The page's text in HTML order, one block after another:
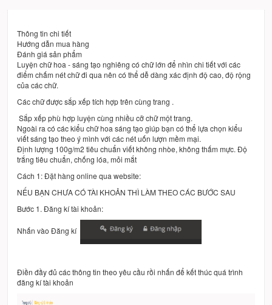
Thông tin chi tiết
Hướng dẫn mua hàng
Đánh giá sản phẩm
Luyện chữ hoa - sáng tạo nghiêng có chữ lớn để nhìn chi tiết với các
điểm chấm nét chữ đi qua nên có thể dễ dàng xác định độ cao, độ rộng
của các chữ.
Các chữ được sắp xếp tích hợp trên cùng trang .
Sắp xếp phù hợp luyện cùng nhiều cỡ chữ một trang.
Ngoài ra có các kiểu chữ hoa sáng tạo giúp bạn có thể lựa chọn kiểu
viết sáng tạo theo ý mình với các nét uốn lượn mềm mại.
Định lượng 100g/m2 tiêu chuẩn viết không nhòe, không thấm mực. Độ
trắng tiêu chuẩn, chống lóa, mỏi mắt
Cách 1: Đặt hàng online qua website:
NẾU BẠN CHƯA CÓ TÀI KHOẢN THÌ LÀM THEO CÁC BƯỚC SAU
Bước 1. Đăng kí tài khoản:
Nhấn vào Đăng kí
Điền đầy đủ các thông tin theo yêu cầu rồi nhấn để kết thúc quá trình
đăng kí tài khoản